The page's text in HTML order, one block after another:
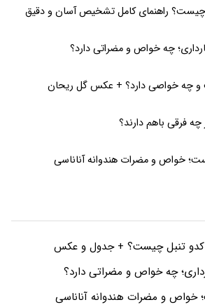
چیست؟ راهنمای کامل تشخیص آسان و دقیق
چه خواص و مضراتی دارد؟
چه خواصی دارد؟ + عکس گل ریحان
چه فرقی باهم دارند؟
خواص و مضرات هندوانه آناناسی
کدو تنبل چیست؟ + جدول و عکس
چه خواص و مضراتی دارد؟
خواص و مضرات هندوانه آناناسی